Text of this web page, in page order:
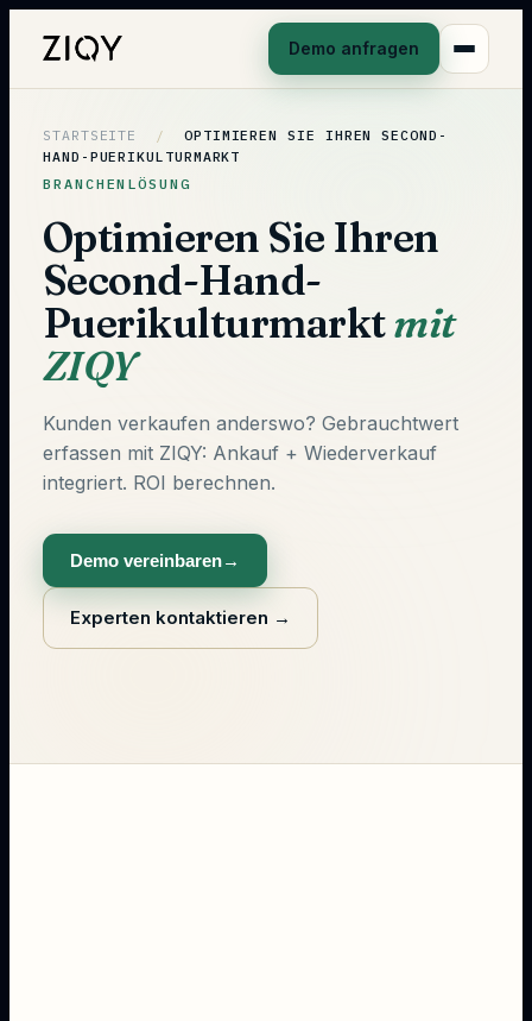
Demo anfragen
STARTSEITE /
OPTIMIEREN SIE IHREN SECOND-
HAND-PUERIKULTURMARKT
BRANCHENLÖSUNG
Optimieren Sie Ihren
Second-Hand-
Puerikulturmarktmit
ZIQY
Kunden verkaufen anderswo? Gebrauchtwert
erfassen mit ZIQY: Ankauf + Wiederverkauf
integriert. ROI berechnen.
Demo vereinbaren→
Experten kontaktieren →